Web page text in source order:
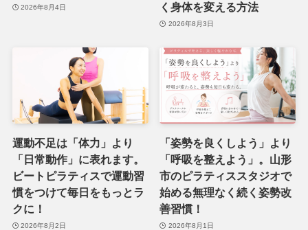
2026年8月4日
く身体を変える方法
2026年8月3日
運動不足は「体力」より
「日常動作」に表れます。
ビートピラティスで運動習
慣をつけて毎日をもっとラ
クに！
2026年8月2日
「姿勢を良くしよう」より
「呼吸を整えよう」。山形
市のピラティススタジオで
始める無理なく続く姿勢改
善習慣！
2026年8月1日